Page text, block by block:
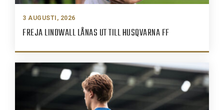
3 AUGUSTI, 2026
FREJA LINDWALL LÅNAS UT TILL HUSQVARNA FF